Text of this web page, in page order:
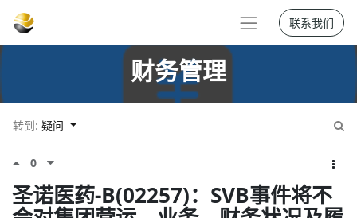
联系我们
财务管理
转到: 疑问
0
圣诺医药-B(02257)：SVB事件将不